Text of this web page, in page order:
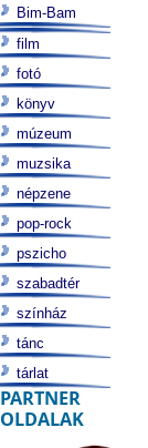
Bim-Bam
film
fotó
könyv
múzeum
muzsika
népzene
pop-rock
pszicho
szabadtér
színház
tánc
tárlat
PARTNER
OLDALAK